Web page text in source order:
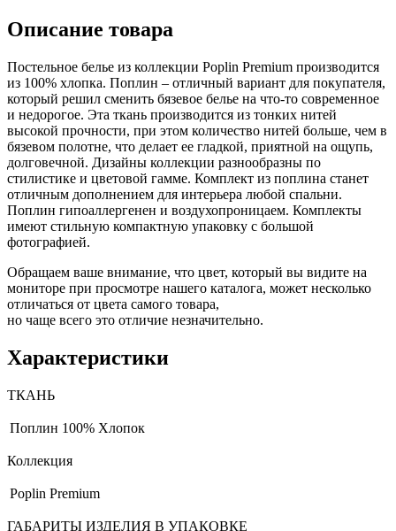
Описание товара
Постельное белье из коллекции Poplin Premium производится
из 100% хлопка. Поплин – отличный вариант для покупателя,
который решил сменить бязевое белье на что-то современное
и недорогое. Эта ткань производится из тонких нитей
высокой прочности, при этом количество нитей больше, чем в
бязевом полотне, что делает ее гладкой, приятной на ощупь,
долговечной. Дизайны коллекции разнообразны по
стилистике и цветовой гамме. Комплект из поплина станет
отличным дополнением для интерьера любой спальни.
Поплин гипоаллергенен и воздухопроницаем. Комплекты
имеют стильную компактную упаковку с большой
фотографией.
Обращаем ваше внимание, что цвет, который вы видите на
мониторе при просмотре нашего каталога, может несколько
отличаться от цвета самого товара,
но чаще всего это отличие незначительно.
Характеристики
ТКАНЬ
Поплин 100% Хлопок
Коллекция
Poplin Premium
ГАБАРИТЫ ИЗДЕЛИЯ В УПАКОВКЕ